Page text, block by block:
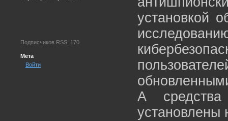
Подписчиков RSS: 170
Мета
Войти
установкой
А
установлены